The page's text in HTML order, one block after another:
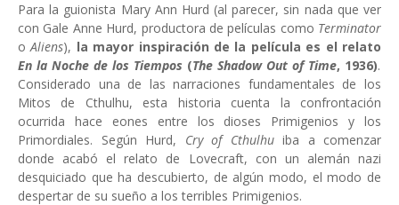
Para la guionista Mary Ann Hurd (al parecer, sin nada que ver
con Gale Anne Hurd, productora de películas como Terminator
oAliens), la mayor inspiración de la película es el relato
En la Noche de los Tiempos (The Shadow Out of Time, 1936).
Considerado una de las narraciones fundamentales de los
Mitos de Cthulhu, esta historia cuenta la confrontación
ocurrida hace eones entre los dioses Primigenios y los
Primordiales. Según Hurd, Cry of Cthulhuiba a comenzar
donde acabó el relato de Lovecraft, con un alemán nazi
desquiciado que ha descubierto, de algún modo, el modo de
despertar de su sueño a los terribles Primigenios.